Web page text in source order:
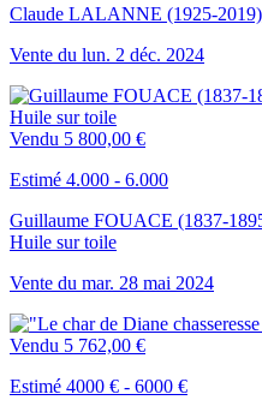
Claude LALANNE (1925-
Vente du lun. 2 déc. 2024
Vendu 5 800,00 €
Estimé 4.000 - 6.000
Guillaume FOUACE (1837-
Huile sur toile
Vente du mar. 28 mai 2024
Vendu 5 762,00 €
Estimé 4000 € - 6000 €